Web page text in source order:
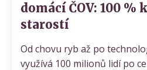
domácí ČOV: 100 %
starostí
Od chovu ryb až po
využívá 100 milionů lidí po